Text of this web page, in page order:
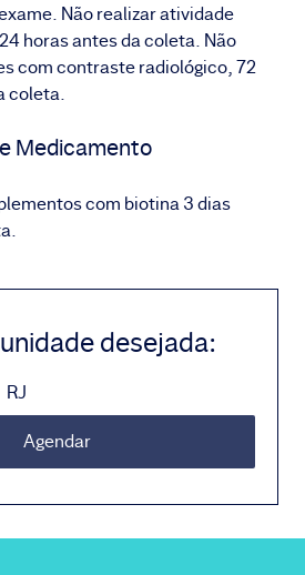
Não realizar atividade
horas antes da coleta. Não
com contraste radiológico, 72
coleta.
Medicamento
com biotina 3 dias
desejada:
RJ
Agendar